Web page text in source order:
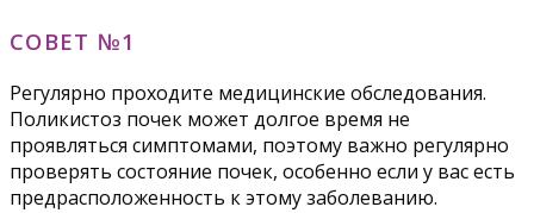
СОВЕТ №1
Регулярно проходите медицинские обследования.
Поликистоз почек может долгое время не
проявляться симптомами, поэтому важно регулярно
проверять состояние почек, особенно если у вас есть
предрасположенность к этому заболеванию.